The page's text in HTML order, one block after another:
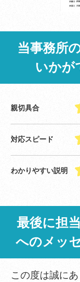
当事務所
いかが
親切具合
対応スピード
わかりやすい説明
最後に担
へのメッ
この度は誠に